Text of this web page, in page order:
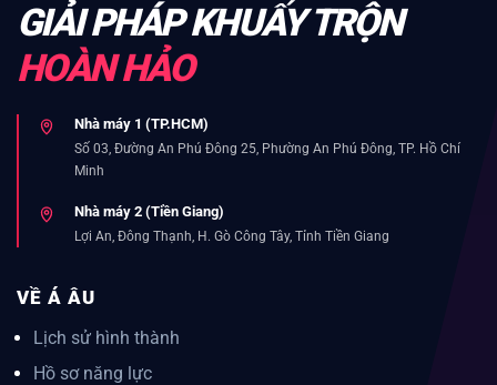
GIẢI PHÁP KHUẤY TRỘN
HOÀN HẢO
Nhà máy 1 (TP.HCM)
Số 03, Đường An Phú Đông 25, Phường An Phú Đông, TP. Hồ Chí
Minh
Nhà máy 2 (Tiền Giang)
Lợi An, Đông Thạnh, H. Gò Công Tây, Tỉnh Tiền Giang
VỀ Á ÂU
Lịch sử hình thành
Hồ sơ năng lực